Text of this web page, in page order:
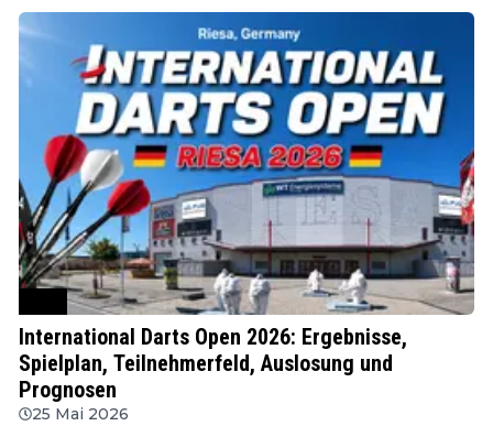
International Darts Open 2026: Ergebnisse,
Spielplan, Teilnehmerfeld, Auslosung und
Prognosen
25 Mai 2026